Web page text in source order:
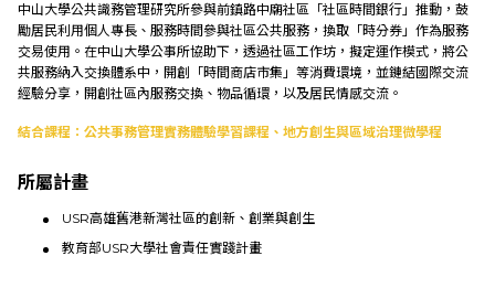
中山大學公共識務管理研究所參與前鎮路中廟社區「社區時間銀行」推動，鼓
勵居民利用個人專長、服務時間參與社區公共服務，換取「時分券」作為服務
交易使用。在中山大學公事所協助下，透過社區工作坊，擬定運作模式，將公
共服務納入交換體系中，開創「時間商店市集」等消費環境，並鏈結國際交流
經驗分享，開創社區內服務交換、物品循環，以及居民情感交流。
結合課程：公共事務管理實務體驗學習課程、地方創生與區域治理微學程
所屬計畫
USR高雄舊港新灣社區的創新、創業與創生
教育部USR大學社會責任實踐計畫